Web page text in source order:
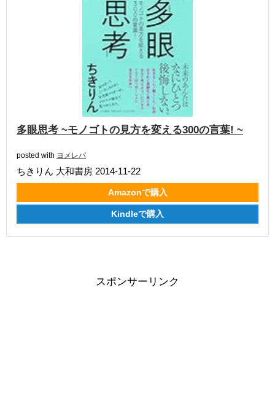
多眼思考 ~モノゴトの見方を変える300の言葉! ~
posted with ヨメレバ
ちきりん 大和書房 2014-11-22
Amazonで購入
Kindleで購入
スポンサーリンク